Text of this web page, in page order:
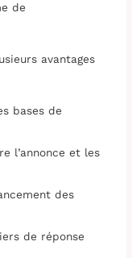
de
avantages
bases de
l’annonce et les
des
de réponse